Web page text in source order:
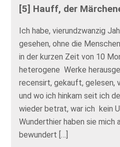
[5] Hauff, der
Ich habe, vierundzwanzig
gesehen, ohne die
in der kurzen Zeit von 10
heterogene Werke
recensirt, gekauft, gelesen,
und wo ich hinkam seit ich
wieder betrat, war ich kein
Wunderthier haben sie mich
bewundert […]